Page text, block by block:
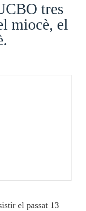
tres
miocè, el
el passat 13